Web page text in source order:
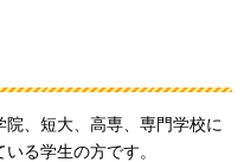
、短大、高専、専門学校に
る学生の方です。